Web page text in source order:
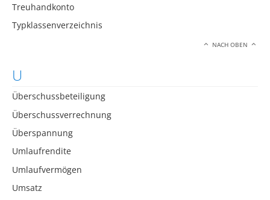
Treuhandkonto
Typklassenverzeichnis
NACH OBEN
U
Überschussbeteiligung
Überschussverrechnung
Überspannung
Umlaufrendite
Umlaufvermögen
Umsatz